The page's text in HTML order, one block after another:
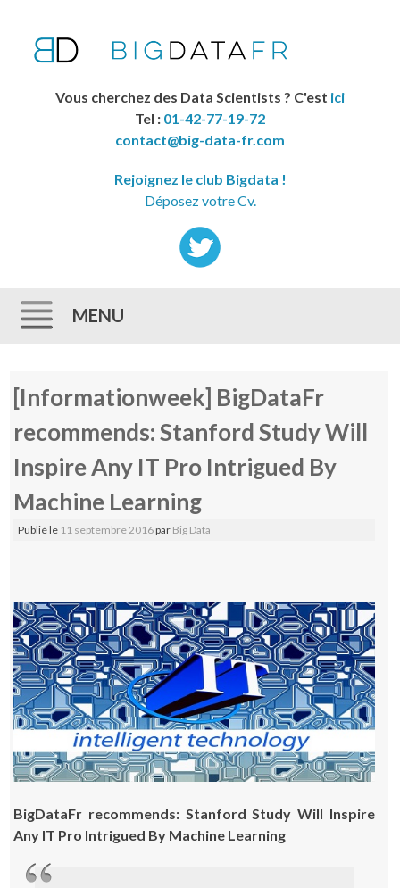
Vous cherchez des Data Scientists ? C'est ici
Tel : 01-42-77-19-72
contact@big-data-fr.com
Rejoignez le club Bigdata !
Déposez votre Cv.
MENU
[Informationweek] BigDataFr
recommends: Stanford Study Will
Inspire Any IT Pro Intrigued By
Machine Learning
Publié le 11 septembre 2016par Big Data
BigDataFr recommends: Stanford Study Will Inspire
Any IT Pro Intrigued By Machine Learning